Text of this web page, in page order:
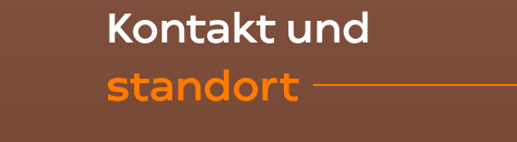
Kontakt und
standort